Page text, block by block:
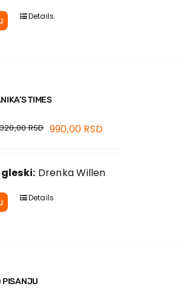
Details
TIMES
RSD 990,00 RSD
Drenka Willen
Details
PISANJU